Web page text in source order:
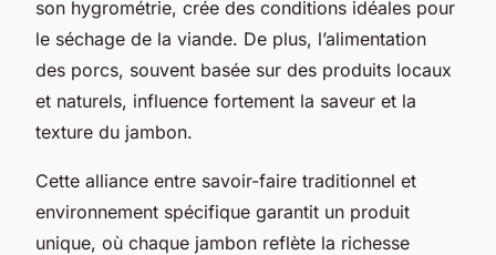
son hygrométrie, crée des conditions idéales pour
le séchage de la viande. De plus, l’alimentation
des porcs, souvent basée sur des produits locaux
et naturels, influence fortement la saveur et la
texture du jambon.
Cette alliance entre savoir-faire traditionnel et
environnement spécifique garantit un produit
unique, où chaque jambon reflète la richesse